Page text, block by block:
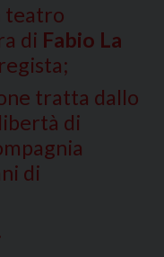
teatro
di Fabio La
tratta dallo
di
di